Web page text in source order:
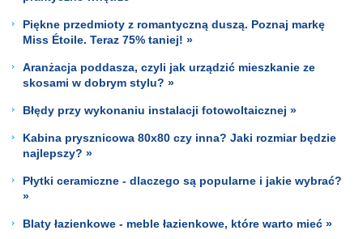
Piękne przedmioty z romantyczną duszą. Poznaj markę
Miss Étoile. Teraz 75% taniej! »
Aranżacja poddasza, czyli jak urządzić mieszkanie ze
skosami w dobrym stylu? »
Błędy przy wykonaniu instalacji fotowoltaicznej »
Kabina prysznicowa 80x80 czy inna? Jaki rozmiar będzie
najlepszy? »
Płytki ceramiczne - dlaczego są popularne i jakie wybrać?
»
Blaty łazienkowe - meble łazienkowe, które warto mieć »